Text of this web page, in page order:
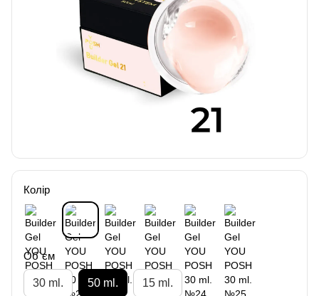
Колір
Об`єм
30 ml. 50 ml. 15 ml.